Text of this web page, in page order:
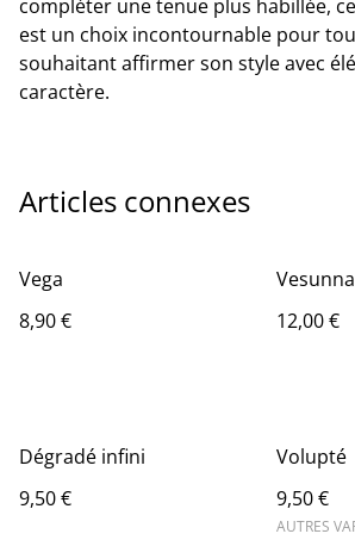
compléter une tenue plus habillée,
est un choix incontournable pour
souhaitant affirmer son style avec
caractère.
Articles connexes
Vega
8,90 €
12,00 €
Dégradé infini
9,50 €
Volupté
9,50 €
AUTRES